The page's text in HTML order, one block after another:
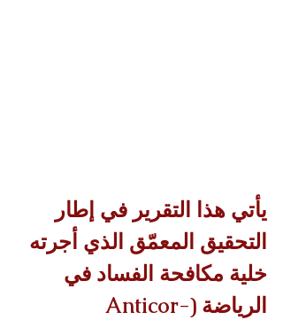
يأتي هذا التقرير في إطار
التحقيق المعمّق الذي أجرته
خلية مكافحة الفساد في
الرياضة (Anticor-